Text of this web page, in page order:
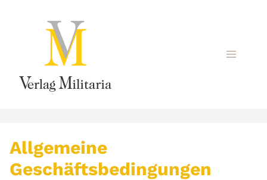
Allgemeine
Geschäftsbedingungen